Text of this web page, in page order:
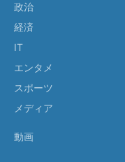
政治
経済
IT
エンタメ
スポーツ
メディア
動画